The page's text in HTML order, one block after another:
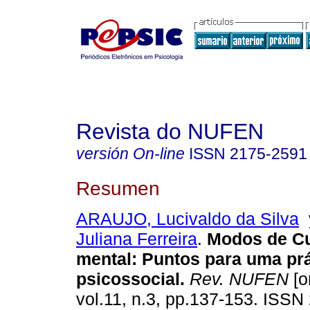
Revista do NUFEN
versión On-line ISSN 2175-2591
Resumen
ARAUJO, Lucivaldo da Silva
Juliana Ferreira. Modos de
mental: Puntos para uma
psicossocial. Rev. NUFEN
vol.11, n.3, pp.137-153.